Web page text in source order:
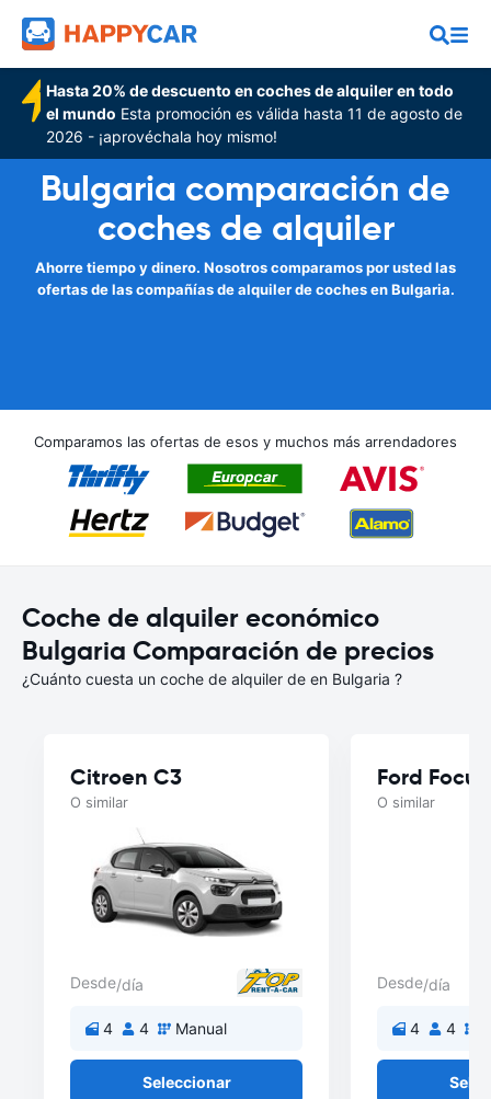
Hasta 20% de descuento en coches de alquiler en todo
el mundo Esta promoción es válida hasta 11 de agosto de
2026 - ¡aprovéchala hoy mismo!
Bulgaria comparación de
coches de alquiler
Ahorre tiempo y dinero. Nosotros comparamos por usted las
ofertas de las compañías de alquiler de coches en Bulgaria.
Comparamos las ofertas de esos y muchos más arrendadores
Coche de alquiler económico
Bulgaria Comparación de precios
¿Cuánto cuesta un coche de alquiler de en Bulgaria ?
Citroen C3
O similar
Desde/día
4 4 Manual
Seleccionar
Ford Focus
O similar
Desde/día
4 4